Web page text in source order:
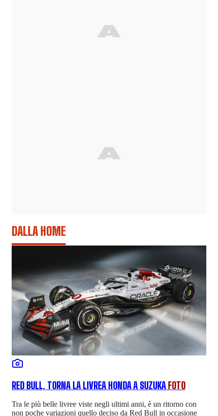
DALLA HOME
RED BULL, TORNA LA LIVREA HONDA A SUZUKA FOTO
Tra le più belle livree viste negli ultimi anni, è un ritorno con
non poche variazioni quello deciso da Red Bull in occasione